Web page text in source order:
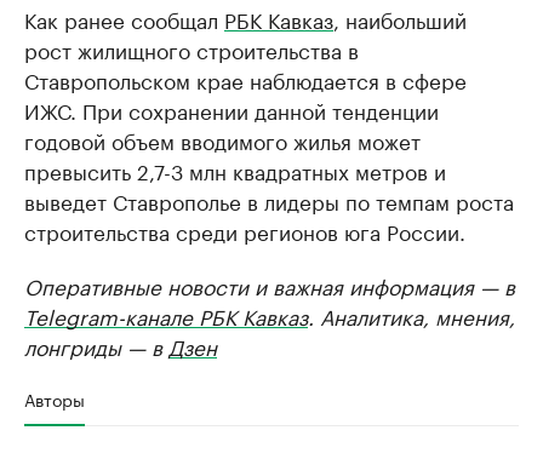
Как ранее сообщал РБК Кавказ , наибольший
рост жилищного строительства в
Ставропольском крае наблюдается в сфере
ИЖС. При сохранении данной тенденции
годовой объем вводимого жилья может
превысить 2,7-3 млн квадратных метров и
выведет Ставрополье в лидеры по темпам роста
строительства среди регионов юга России.
Оперативные новости и важная информация — в
Telegram-канале РБК Кавказ. Аналитика, мнения,
лонгриды — в Дзен
Авторы